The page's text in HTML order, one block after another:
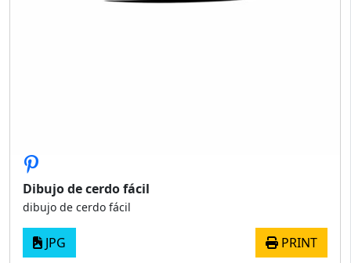
Dibujo de cerdo fácil
dibujo de cerdo fácil
JPG PRINT